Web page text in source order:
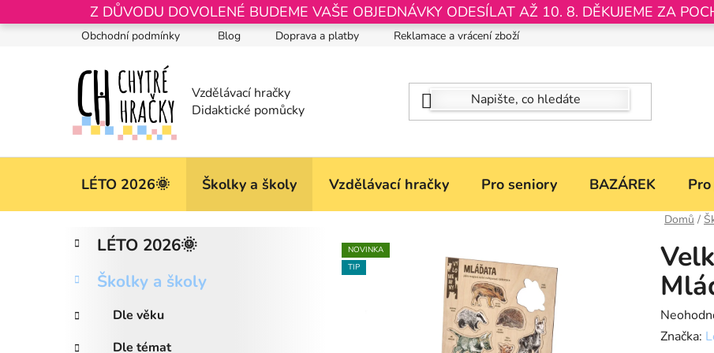
na
Z DŮVODU DOVOLENÉ BUDEME VAŠE OBJEDNÁVKY ODESÍLAT AŽ 10. 8. DĚKUJEME ZA
Obchodní podmínky Blog Doprava a platby Reklamace a vrácení zboží
LÉTO 2026🌞 Školky a školy Vzdělávací hračky Pro seniory BAZÁREK
Domů /
P
s
r
a
Přeskočit
kategorie
K
a
e
o
LÉTO 2026🌞
Školky a školy
Dle věku
Dle témat
Značka:
NOVINKA
TIP